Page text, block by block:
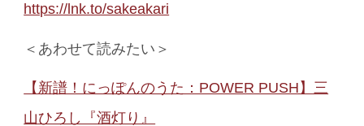
https://lnk.to/sakeakari
＜あわせて読みたい＞
【新譜！にっぽんのうた：POWER PUSH】三
山ひろし『酒灯り』